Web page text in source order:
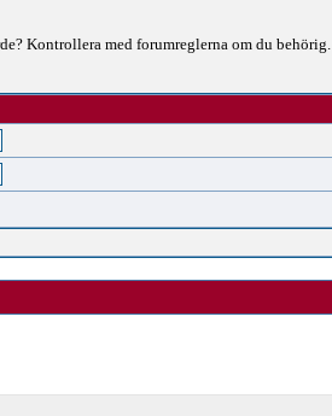
Kontrollera med forumreglerna om du behörig.